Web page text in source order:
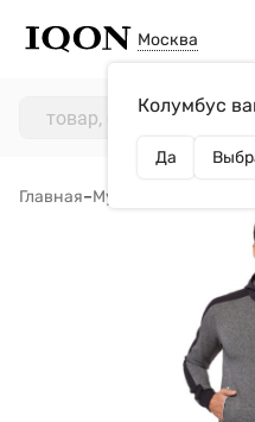
Москва
Колумбус
Да
Главная–Мужчинам